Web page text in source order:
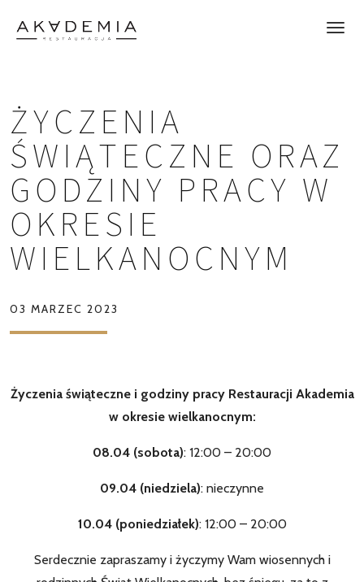
ŻYCZENIA
ŚWIĄTECZNE ORAZ
GODZINY PRACY W
OKRESIE
WIELKANOCNYM
03 MARZEC 2023
Życzenia świąteczne i godziny pracy Restauracji Akademia
w okresie wielkanocnym:
08.04 (sobota): 12:00 – 20:00
09.04 (niedziela): nieczynne
10.04 (poniedziałek): 12:00 – 20:00
Serdecznie zapraszamy i życzymy Wam wiosennych i